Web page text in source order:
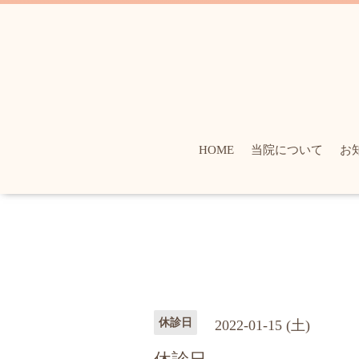
HOME 当院について お
休診日 2022-01-15 (土)